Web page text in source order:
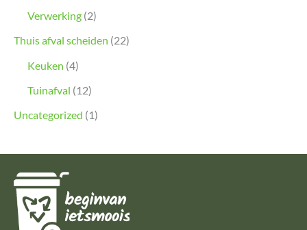
Verwerking (2)
Thuis afval scheiden (22)
Keuken (4)
Tuinafval (12)
Uncategorized (1)